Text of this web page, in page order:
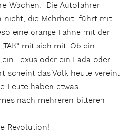
Wochen. Die Autofahrer
nicht, die Mehrheit führt mit
eine orange Fahne mit der
mit sich mit. Ob ein
Lexus oder ein Lada oder
scheint das Volk heute vereint
Leute haben etwas
nach mehreren bitteren
Revolution!